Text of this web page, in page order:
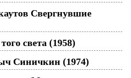
Свергнувшие
света (1958)
Синичкин (1974)